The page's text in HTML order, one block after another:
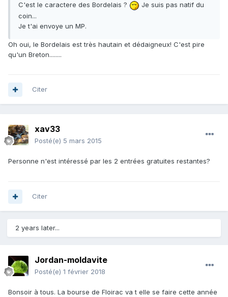
C'est le caractere des Bordelais ?
Je suis pas natif du
coin...
Je t'ai envoye un MP.
Oh oui, le Bordelais est très hautain et dédaigneux! C'est pire
qu'un Breton........
Citer
xav33
Posté(e) 5 mars 2015
Personne n'est intéressé par les 2 entrées gratuites restantes?
Citer
2 years later...
Jordan-moldavite
Posté(e) 1 février 2018
Bonsoir à tous. La bourse de Floirac va t elle se faire cette année